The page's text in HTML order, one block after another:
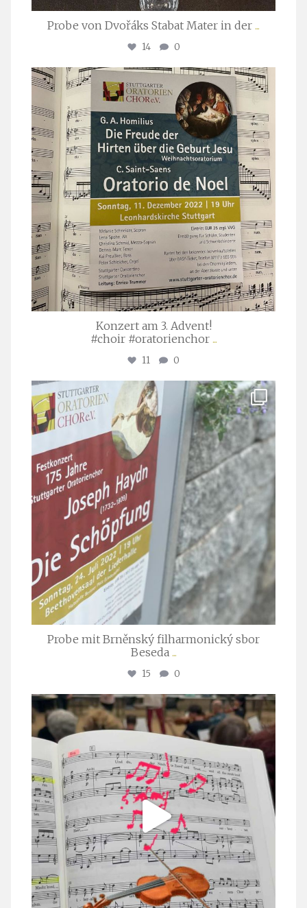
Probe von Dvořáks Stabat Mater in der ...
14 0
stuttgarter_oratorienchor
Nov. 29
Konzert am 3. Advent!
#choir #oratorienchor ...
11 0
stuttgarter_oratorienchor
Juli 23
Probe mit Brněnský filharmonický sbor
Beseda ...
15 0
stuttgarter_oratorienchor
Juli 23